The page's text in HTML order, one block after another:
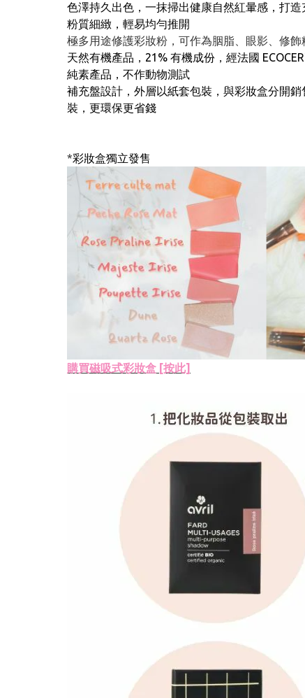
色澤持久出色，一抹掃出健康自然紅暈感，打造
粉質細緻，輕易均勻推開
極多用途修護彩妝粉，可作為胭脂、眼影、修
天然有機產品，21% 有機成份，經法國
純素產品，不作動物測試
補充盤設計，外層以紙套包裝，與彩妝盒分開
裝，更環保更省錢
*彩妝盒獨立發售
購買磁吸式彩妝盒 [按此]